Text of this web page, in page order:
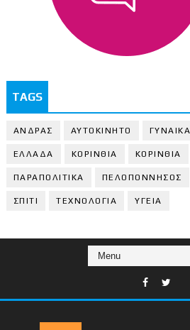
TAGS
ΑΝΔΡΑΣ ΑΥΤΟΚΙΝΗΤΟ ΓΥΝΑΙΚΑ
ΕΛΛΑΔΑ ΚΟΡΙΝΘΙΑ ΚΟΡΙΝΘΙA
ΠΑΡΑΠΟΛΙΤΙΚΑ ΠΕΛΟΠΟΝΝΗΣΟΣ
ΣΠΙΤΙ ΤΕΧΝΟΛΟΓΙΑ ΥΓΕΙΑ